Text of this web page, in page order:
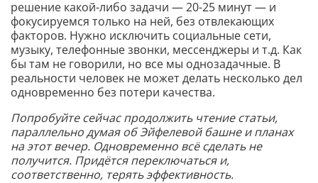
решение какой-либо задачи — 20-25 минут — и
фокусируемся только на ней, без отвлекающих
факторов. Нужно исключить социальные сети,
музыку, телефонные звонки, мессенджеры и т.д. Как
бы там не говорили, но все мы однозадачные. В
реальности человек не может делать несколько дел
одновременно без потери качества.
Попробуйте сейчас продолжить чтение статьи,
параллельно думая об Эйфелевой башне и планах
на этот вечер. Одновременно всё сделать не
получится. Придётся переключаться и,
соответственно, терять эффективность.